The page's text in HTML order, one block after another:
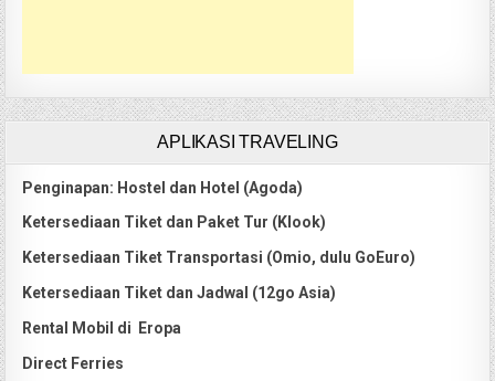
APLIKASI TRAVELING
Penginapan: Hostel dan Hotel (Agoda)
Ketersediaan Tiket dan Paket Tur (Klook)
Ketersediaan Tiket Transportasi (Omio, dulu GoEuro)
Ketersediaan Tiket dan Jadwal (12go Asia)
Rental Mobil di Eropa
Direct Ferries